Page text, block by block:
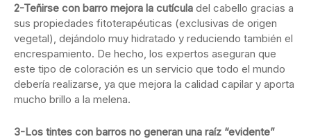
2-Teñirse con barro mejora la cutícula del cabello gracias a
sus propiedades fitoterapéuticas (exclusivas de origen
vegetal), dejándolo muy hidratado y reduciendo también el
encrespamiento. De hecho, los expertos aseguran que
este tipo de coloración es un servicio que todo el mundo
debería realizarse, ya que mejora la calidad capilar y aporta
mucho brillo a la melena.
3-Los tintes con barros no generan una raíz “evidente”